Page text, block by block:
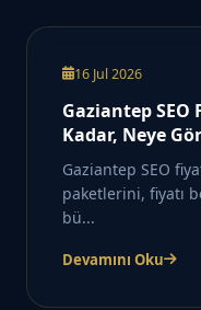
16 Jul 2026
Gaziantep SEO
Kadar, Neye
Gaziantep SEO
paketlerini, fiyatı
bü...
Devamını Oku